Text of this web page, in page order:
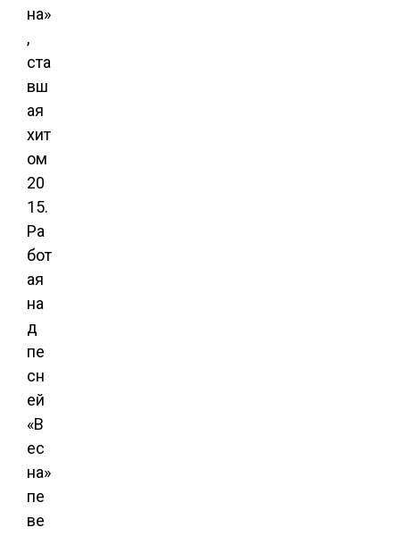
на»
,
ста
вш
ая
хит
ом
20
15.
Ра
бот
ая
на
д
пе
сн
ей
«В
ес
на»
пе
ве